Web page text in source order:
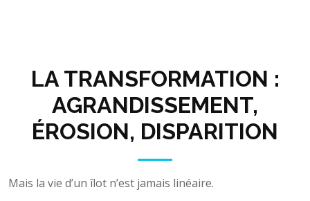
LA TRANSFORMATION :
AGRANDISSEMENT,
ÉROSION, DISPARITION
Mais la vie d’un îlot n’est jamais linéaire.